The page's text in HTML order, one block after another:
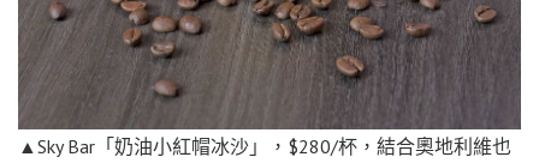
▲Sky Bar「奶油小紅帽冰沙」，$280/杯，結合奧地利維也